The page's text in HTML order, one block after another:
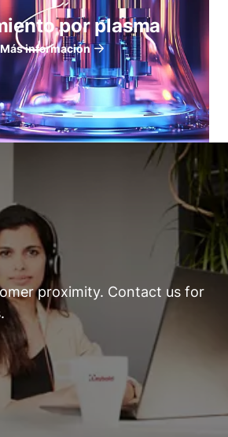
por plasma
Más información
proximity. Contact us for